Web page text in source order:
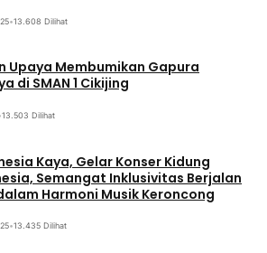
•13.608 Dilihat
Upaya Membumikan Gapura
di SMAN 1 Cikijing
13.503 Dilihat
Kaya, Gelar Konser Kidung
Semangat Inklusivitas Berjalan
Harmoni Musik Keroncong
•13.435 Dilihat